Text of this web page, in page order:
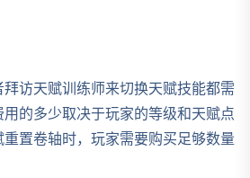
访天赋训练师来切换天赋技能都需
的多少取决于玩家的等级和天赋点
置卷轴时，玩家需要购买足够数量